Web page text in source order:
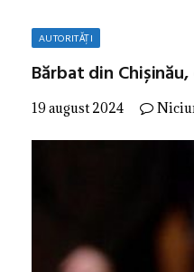
AUTORITĂȚI
Bărbat din
19 august 2024